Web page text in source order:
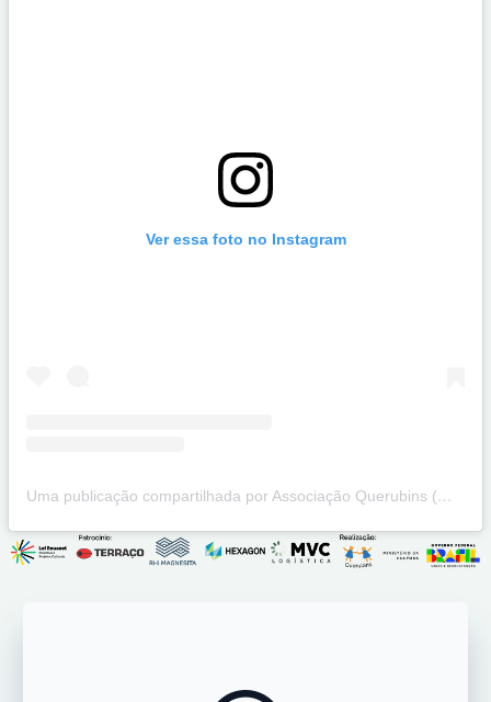
Ver essa foto no Instagram
Uma publicação compartilhada por Associação Querubins (@projeto.querubins)